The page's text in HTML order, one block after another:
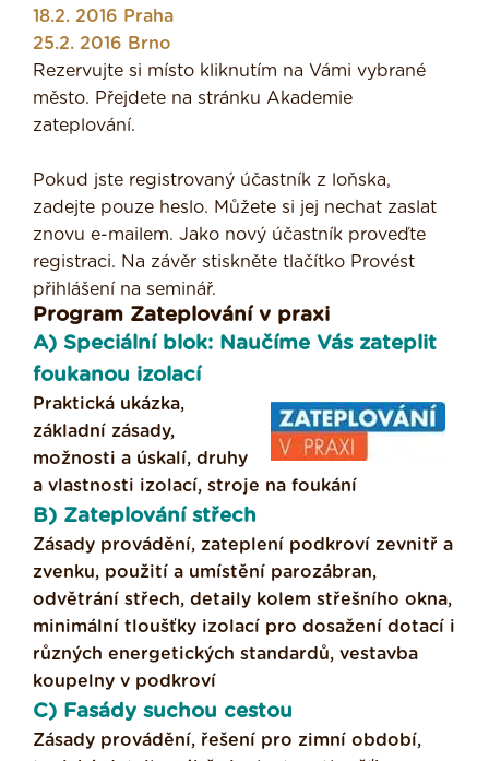
18.2. 2016 Praha
25.2. 2016 Brno
Rezervujte si místo kliknutím na Vámi vybrané
město. Přejdete na stránku Akademie
zateplování.
Pokud jste registrovaný účastník z loňska,
zadejte pouze heslo. Můžete si jej nechat zaslat
znovu e-mailem. Jako nový účastník proveďte
registraci. Na závěr stiskněte tlačítko Provést
přihlášení na seminář.
Program Zateplování v praxi
A) Speciální blok: Naučíme Vás zateplit
foukanou izolací
Praktická ukázka,
základní zásady,
možnosti a úskalí, druhy
a vlastnosti izolací, stroje na foukání
B) Zateplování střech
Zásady provádění, zateplení podkroví zevnitř a
zvenku, použití a umístění parozábran,
odvětrání střech, detaily kolem střešního okna,
minimální tloušťky izolací pro dosažení dotací i
různých energetických standardů, vestavba
koupelny v podkroví
C) Fasády suchou cestou
Zásady provádění, řešení pro zimní období,